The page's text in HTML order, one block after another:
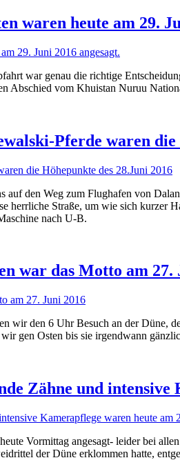
waren heute am 29.
war genau die richtige
Abschied vom Khuistan Nuruu
Pferde waren die
auf den Weg zum Flughafen von
herrliche Straße, um wie sich kurzer
nach U-B.
war das Motto am 27.
wir den 6 Uhr Besuch an der Düne,
gen Osten bis sie irgendwann
Zähne und
Vormittag angesagt- leider bei
der Düne erklommen hatte,